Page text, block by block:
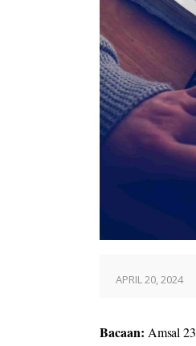
APRIL 20, 2024
Bacaan: Amsal